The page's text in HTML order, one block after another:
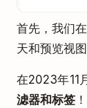
首先，我们
天和预览视
在2023年11
滤器和标签 ！